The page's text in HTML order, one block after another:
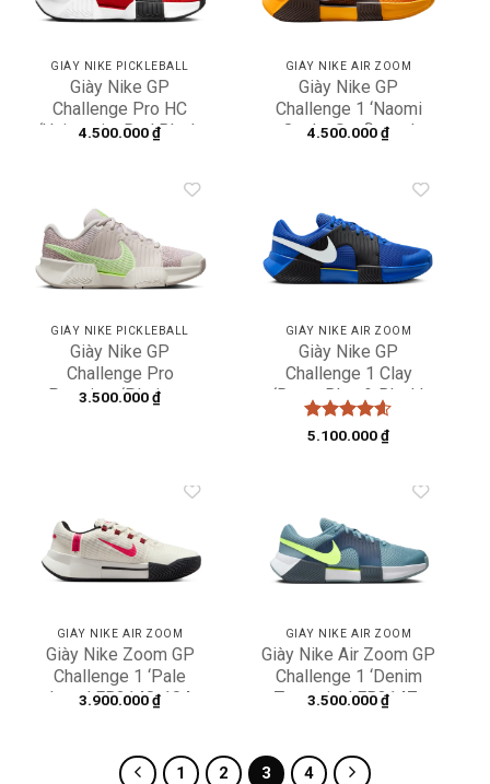
GIÀY NIKE PICKLEBALL
Giày Nike GP
Challenge Pro HC
‘University Red Black
4.500.000₫
GIÀY NIKE AIR ZOOM
Giày Nike GP
Challenge 1 ‘Naomi
Osaka Sunflower’
4.500.000₫
wishlist
GIÀY NIKE PICKLEBALL
Giày Nike GP
Challenge Pro
Premium ‘Platinum
3.500.000₫
Add to
wishlist
GIÀY NIKE AIR ZOOM
Giày Nike GP
Challenge 1 Clay
‘Racer Blue & Black’
FJ1813-402
Được xếp
5.100.000₫
Add to
wishlist
GIÀY NIKE AIR ZOOM
Giày Nike Zoom GP
Challenge 1 ‘Pale
Ivory’ FB3148-104
3.900.000₫
Add to
wishlist
GIÀY NIKE AIR ZOOM
Giày Nike Air Zoom GP
Challenge 1 ‘Denim
Turquoise’ FB3147-
3.500.000₫
1 2 3 4